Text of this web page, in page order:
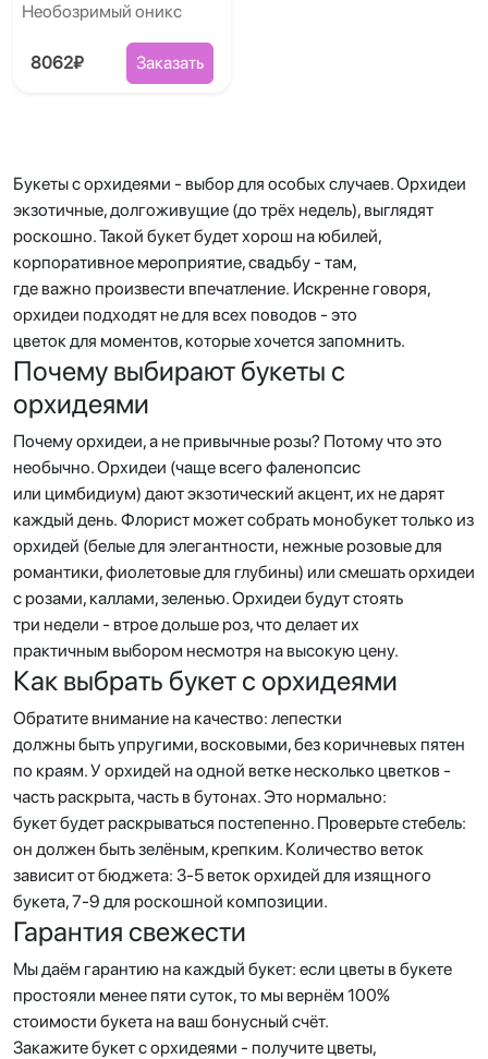
Необозримый оникс
8062₽ Заказать
Букеты с орхидеями - выбор для особых случаев. Орхидеи
экзотичные, долгоживущие (до трёх недель), выглядят
роскошно. Такой букет будет хорош на юбилей,
корпоративное мероприятие, свадьбу - там,
где важно произвести впечатление. Искренне говоря,
орхидеи подходят не для всех поводов - это
цветок для моментов, которые хочется запомнить.
Почему выбирают букеты с
орхидеями
Почему орхидеи, а не привычные розы? Потому что это
необычно. Орхидеи (чаще всего фаленопсис
или цимбидиум) дают экзотический акцент, их не дарят
каждый день. Флорист может собрать монобукет только из
орхидей (белые для элегантности, нежные розовые для
романтики, фиолетовые для глубины) или смешать орхидеи
с розами, каллами, зеленью. Орхидеи будут стоять
три недели - втрое дольше роз, что делает их
практичным выбором несмотря на высокую цену.
Как выбрать букет с орхидеями
Обратите внимание на качество: лепестки
должны быть упругими, восковыми, без коричневых пятен
по краям. У орхидей на одной ветке несколько цветков -
часть раскрыта, часть в бутонах. Это нормально:
букет будет раскрываться постепенно. Проверьте стебель:
он должен быть зелёным, крепким. Количество веток
зависит от бюджета: 3-5 веток орхидей для изящного
букета, 7-9 для роскошной композиции.
Гарантия свежести
Мы даём гарантию на каждый букет: если цветы в букете
простояли менее пяти суток, то мы вернём 100%
стоимости букета на ваш бонусный счёт.
Закажите букет с орхидеями - получите цветы,